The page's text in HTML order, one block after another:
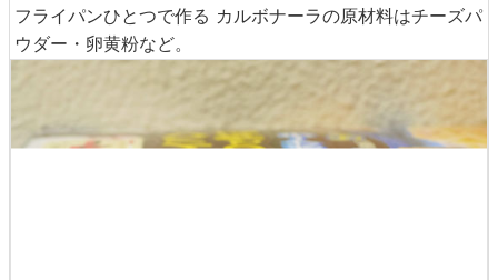
フライパンひとつで作る カルボナーラの原材料はチーズパ
ウダー・卵黄粉など。